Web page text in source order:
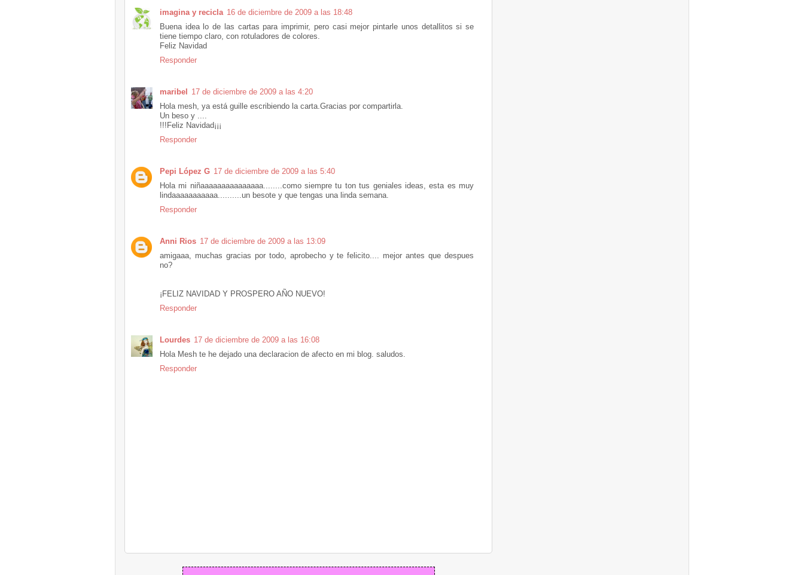
imagina y recicla 16 de diciembre de 2009 a las 18:48
Buena idea lo de las cartas para imprimir, pero casi mejor pintarle unos detallitos si se
tiene tiempo claro, con rotuladores de colores.
Feliz Navidad
Responder
maribel
17 de diciembre de 2009 a las 4:20
Hola mesh, ya está guille escribiendo la carta.Gracias por compartirla.
Un beso y ....
!!!Feliz Navidad¡¡¡
Responder
Pepi López G 17 de diciembre de 2009 a las 5:40
Hola mi niñaaaaaaaaaaaaaaa........como siempre tu ton tus geniales ideas, esta es muy
lindaaaaaaaaaaa..........un besote y que tengas una linda semana.
Responder
Anni Rios 17 de diciembre de 2009 a las 13:09
amigaaa, muchas gracias por todo, aprobecho y te felicito.... mejor antes que despues
no?
¡FELIZ NAVIDAD Y PROSPERO AÑO NUEVO!
Responder
Lourdes 17 de diciembre de 2009 a las 16:08
Hola Mesh te he dejado una declaracion de afecto en mi blog. saludos.
Responder